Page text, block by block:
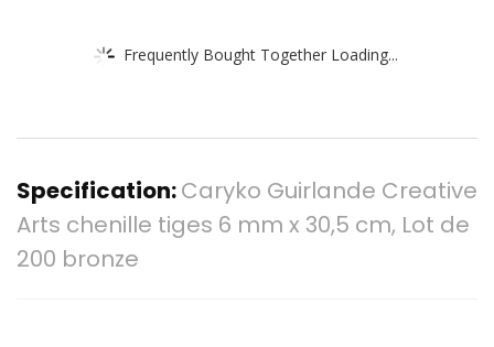
Frequently Bought Together Loading...
Specification:Caryko Guirlande Creative
Arts chenille tiges 6 mm x 30,5 cm, Lot de
200 bronze